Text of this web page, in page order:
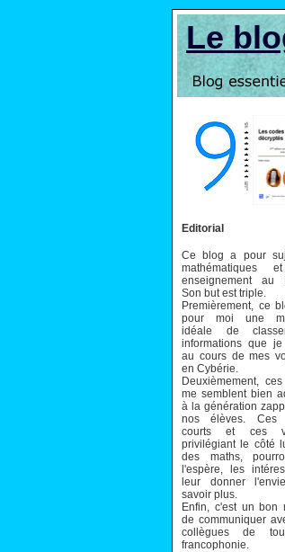
Le
Editorial
Ce blog a pour
mathématiques
enseignement au
Son but est triple.
Premièrement, ce
pour moi une
idéale de
informations que
au cours de mes
en Cybérie.
Deuxièmement,
me semblent bien
à la génération
nos élèves. Ces
courts et ces
privilégiant le côté
des maths,
l'espère, les
leur donner
savoir plus.
Enfin, c'est un bon
de communiquer
collègues de
francophonie.